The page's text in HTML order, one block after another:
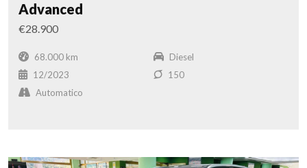
Advanced
€28.900
68.000 km
Diesel
12/2023
150
Automatico